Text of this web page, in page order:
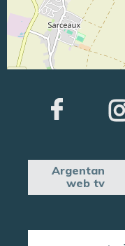
Argentan
web tv